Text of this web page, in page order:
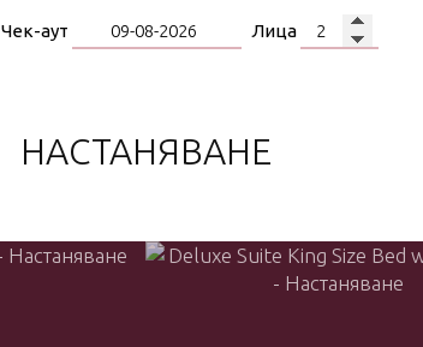
Чек-аут Лица
НАСТАНЯВАНЕ